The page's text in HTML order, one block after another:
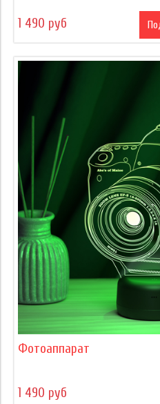
1 490 руб
Фотоаппарат
1 490 руб